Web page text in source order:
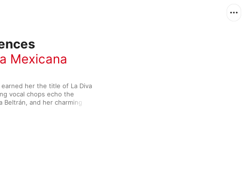
Mexicana
earned her the title of La Diva
vocal chops echo the
Beltrán, and her charming
of Chalino Sanchez,
Chente’s heartrending